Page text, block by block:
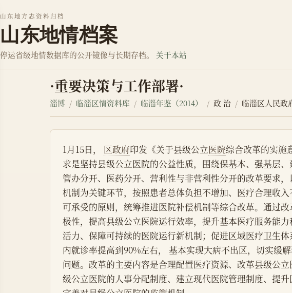
山东地方志资料归档
山东地情档案
停运省级地情数据库的公开镜像与长期存档。 关于本站
·重要决策与工作部署·
淄博 临淄区情资料库 临淄年鉴（2014） 政 治 临淄区人民政
1月15日， 区政府印发《关于县级公立医院综合改革的实施
求是坚持县级公立医院的公益性质，围绕保基本、强基层、
管办分开、医药分开、营利性与非营利性分开的改革要求
机制为关键环节，按照患者总体负担不增加、医疗合理收
可承受的原则，统筹推进医院补偿机制等综合改革。通过
极性，提高县级公立医院运行效率，提升基本医疗服务能
活力、保障可持续的医院运行新机制；促进区域医疗卫生
内就诊率提高到90%左右， 基本实现大病不出区，切实缓
问题。改革的主要内容是合理配置医疗资源、改革县级公
级公立医院的人事分配制度、建立现代医院管理制度、提升